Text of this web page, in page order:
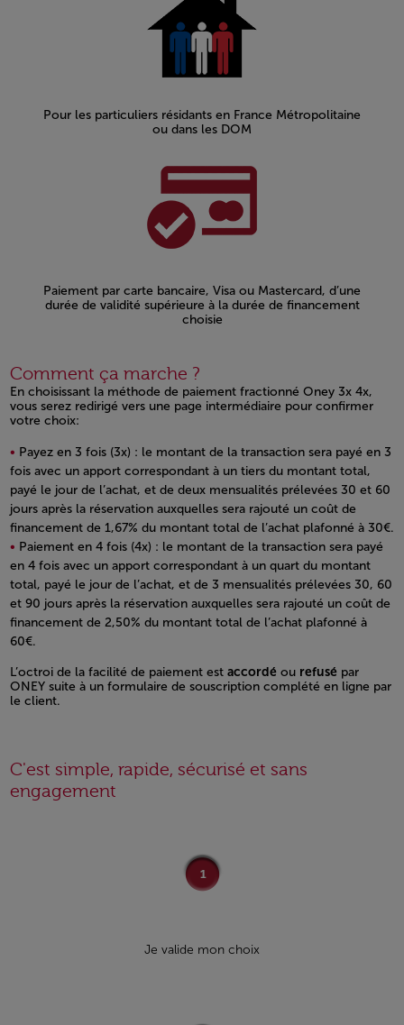
Pour les particuliers résidants en France Métropolitaine
ou dans les DOM
Paiement par carte bancaire, Visa ou Mastercard, d’une
durée de validité supérieure à la durée de financement
choisie
Comment ça marche ?
En choisissant la méthode de paiement fractionné Oney 3x 4x,
vous serez redirigé vers une page intermédiaire pour confirmer
votre choix:
Payez en 3 fois (3x) : le montant de la transaction sera payé en 3
fois avec un apport correspondant à un tiers du montant total,
payé le jour de l’achat, et de deux mensualités prélevées 30 et 60
jours après la réservation auxquelles sera rajouté un coût de
financement de 1,67% du montant total de l’achat plafonné à 30€.
Paiement en 4 fois (4x) : le montant de la transaction sera payé
en 4 fois avec un apport correspondant à un quart du montant
total, payé le jour de l’achat, et de 3 mensualités prélevées 30, 60
et 90 jours après la réservation auxquelles sera rajouté un coût de
financement de 2,50% du montant total de l’achat plafonné à
60€.
L’octroi de la facilité de paiement est accordéou refusépar
ONEY suite à un formulaire de souscription complété en ligne par
le client.
C'est simple, rapide, sécurisé et sans
engagement
Je valide mon choix